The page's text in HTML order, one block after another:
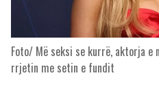
Foto/ Më seksi se kurrë, aktorja e
rrjetin me setin e fundit